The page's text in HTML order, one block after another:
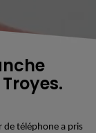
de téléphone a pris